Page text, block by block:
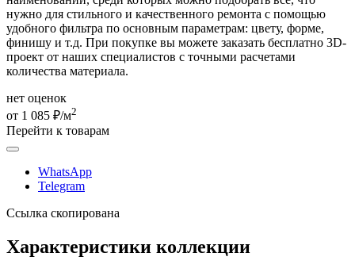
нужно для стильного и качественного ремонта с помощью
удобного фильтра по основным параметрам: цвету, форме,
финишу и т.д. При покупке вы можете заказать бесплатно 3D-
проект от наших специалистов с точными расчетами
количества материала.
нет оценок
от 1 085 ₽/м2
Перейти к товарам
WhatsApp
Telegram
Ссылка скопирована
Характеристики коллекции